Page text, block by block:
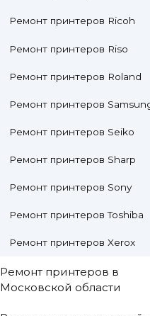
Ремонт принтеров Ricoh
Ремонт принтеров Riso
Ремонт принтеров Roland
Ремонт принтеров
Ремонт принтеров Seiko
Ремонт принтеров Sharp
Ремонт принтеров Sony
Ремонт принтеров Toshiba
Ремонт принтеров Xerox
Ремонт принтеров в
Московской области